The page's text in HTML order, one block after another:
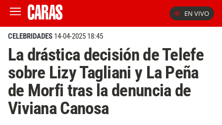
EN VIVO
CELEBRIDADES 14-04-2025 18:45
La drástica decisión de Telefe
sobre Lizy Tagliani y La Peña
de Morfi tras la denuncia de
Viviana Canosa